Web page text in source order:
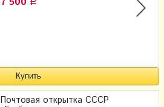
Почтовая открытка СССР